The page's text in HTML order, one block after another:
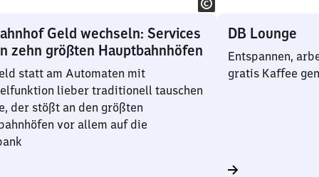
Geld wechseln: Services
zehn größten Hauptbahnhöfen
statt am Automaten mit
lieber traditionell tauschen
der stößt an den größten
vor allem auf die
DB Lounge
Entspannen,
gratis Kaffee